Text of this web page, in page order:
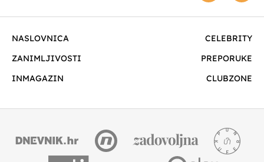
NASLOVNICA
CELEBRITY
ZANIMLJIVOSTI
PREPORUKE
INMAGAZIN
CLUBZONE